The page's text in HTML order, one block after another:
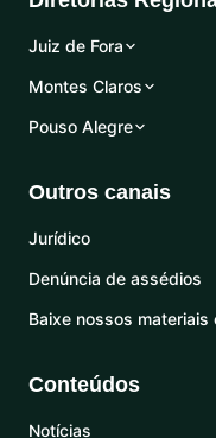
Juiz de Fora
Montes Claros
Pouso Alegre
Outros canais
Jurídico
Denúncia de assédios
Baixe nossos
Conteúdos
Notícias